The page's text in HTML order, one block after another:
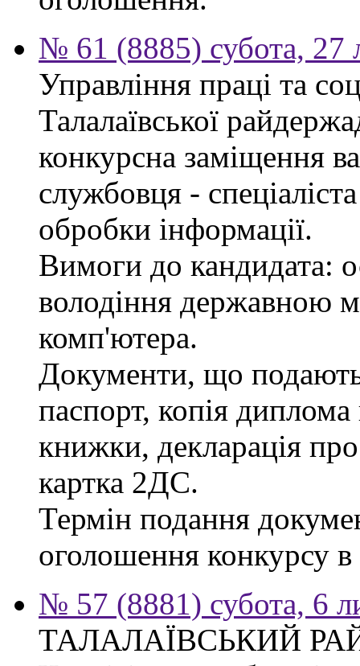
№ 61 (8885) субота, 27
Управління праці та
Талалаївської
конкурсна заміщення
службовця -
обробки інформації.
Вимоги до кандидата:
володіння державною
комп'ютера.
Документи, що
паспорт, копія диплома
книжки, декларація
картка 2ДС.
Термін подання
оголошення конкурсу в
№ 57 (8881) субота, 6
ТАЛАЛАЇВСЬКИЙ